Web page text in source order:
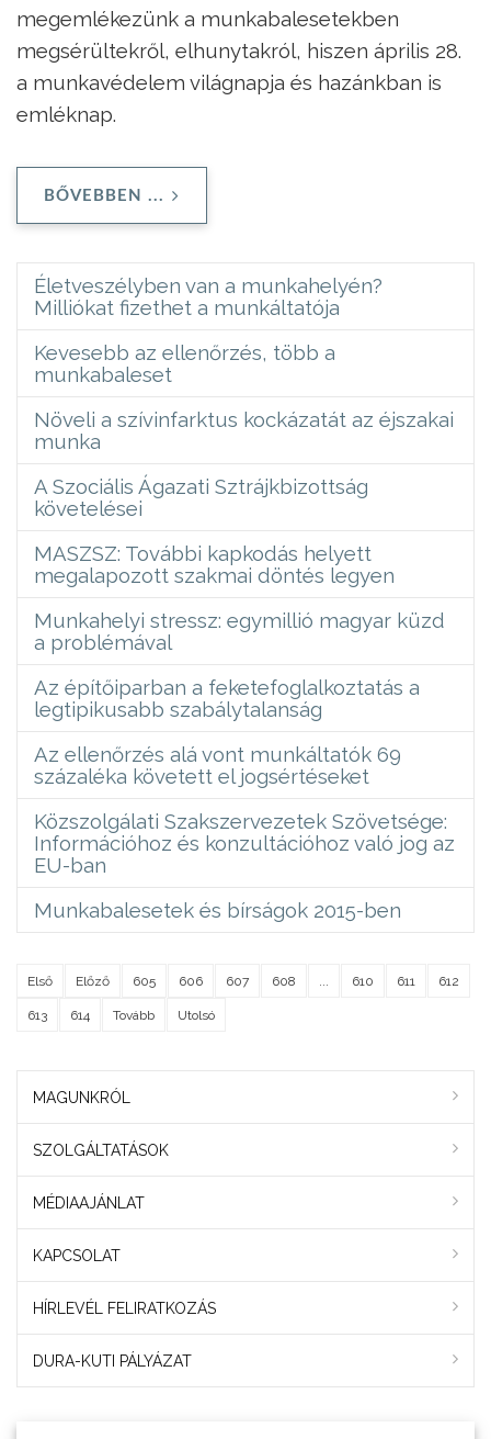
megemlékezünk a munkabalesetekben
megsérültekről, elhunytakról, hiszen április 28.
a munkavédelem világnapja és hazánkban is
emléknap.
BŐVEBBEN ...
Életveszélyben van a munkahelyén?
Milliókat fizethet a munkáltatója
Kevesebb az ellenőrzés, több a
munkabaleset
Növeli a szívinfarktus kockázatát az éjszakai
munka
A Szociális Ágazati Sztrájkbizottság
követelései
MASZSZ: További kapkodás helyett
megalapozott szakmai döntés legyen
Munkahelyi stressz: egymillió magyar küzd
a problémával
Az építőiparban a feketefoglalkoztatás a
legtipikusabb szabálytalanság
Az ellenőrzés alá vont munkáltatók 69
százaléka követett el jogsértéseket
Közszolgálati Szakszervezetek Szövetsége:
Információhoz és konzultációhoz való jog az
EU-ban
Munkabalesetek és bírságok 2015-ben
Első Előző 605 606 607 608 610 611 612
613 614 Tovább Utolsó
MAGUNKRÓL
SZOLGÁLTATÁSOK
MÉDIAAJÁNLAT
KAPCSOLAT
HÍRLEVÉL FELIRATKOZÁS
DURA-KUTI PÁLYÁZAT